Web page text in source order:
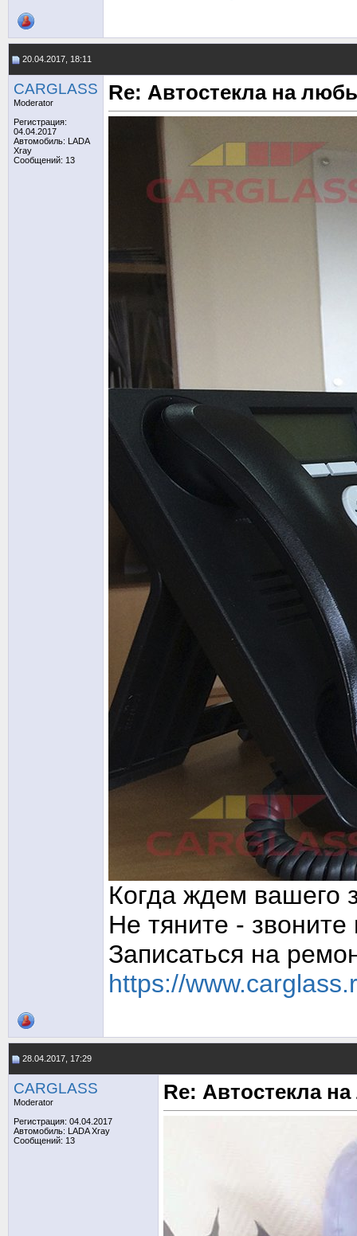
20.04.2017, 18:11
CARGLASS
Moderator
Регистрация:
04.04.2017
Автомобиль: LADA
Xray
Сообщений: 13
Re: Автостекла на
Когда ждем вашего
Не тяните -
Записаться на
https://
28.04.2017, 17:29
CARGLASS
Moderator
Регистрация: 04.04.2017
Автомобиль: LADA Xray
Сообщений: 13
Re: Автостекла